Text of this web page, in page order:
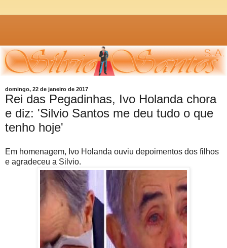
domingo, 22 de janeiro de 2017
Rei das Pegadinhas, Ivo Holanda chora
e diz: 'Silvio Santos me deu tudo o que
tenho hoje'
Em homenagem, Ivo Holanda ouviu depoimentos dos filhos
e agradeceu a Silvio.